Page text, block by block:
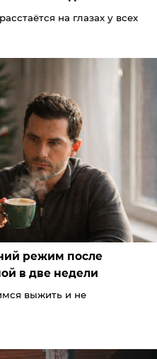
на глазах у всех
режим после
в две недели
выжить и не